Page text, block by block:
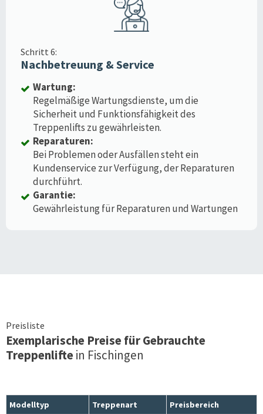
Schritt 6:
Nachbetreuung & Service
Wartung:
Regelmäßige Wartungsdienste, um die
Sicherheit und Funktionsfähigkeit des
Treppenlifts zu gewährleisten.
Reparaturen:
Bei Problemen oder Ausfällen steht ein
Kundenservice zur Verfügung, der Reparaturen
durchführt.
Garantie:
Gewährleistung für Reparaturen und Wartungen
Preisliste
Exemplarische Preise für Gebrauchte
Treppenliftein Fischingen
Modelltyp Treppenart
Preisbereich